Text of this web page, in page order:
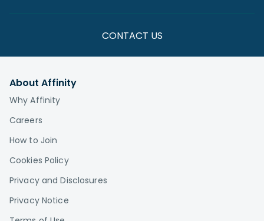
CONTACT US
About Affinity
Why Affinity
Careers
How to Join
Cookies Policy
Privacy and Disclosures
Privacy Notice